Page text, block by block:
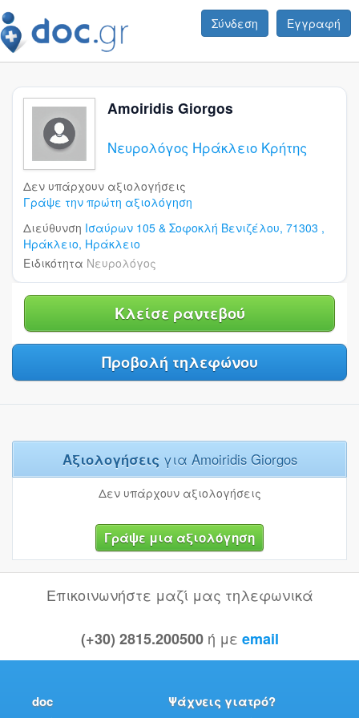
Σύνδεση Εγγραφή
Amoiridis Giorgos
Νευρολόγος Ηράκλειο Κρήτης
Δεν υπάρχουν αξιολογήσεις
Γράψε την πρώτη αξιολόγηση
Διεύθυνση Ισαύρων 105 & Σοφοκλή Βενιζέλου, 71303 ,
Ηράκλειο, Ηράκλειο
Ειδικότητα Νευρολόγος
Κλείσε ραντεβού
Προβολή τηλεφώνου
Αξιολογήσεις για Amoiridis Giorgos
Δεν υπάρχουν αξιολογήσεις
Γράψε μια αξιολόγηση
Επικοινωνήστε μαζί μας τηλεφωνικά
(+30) 2815.200500 ή με email
doc Ψάχνεις γιατρό?